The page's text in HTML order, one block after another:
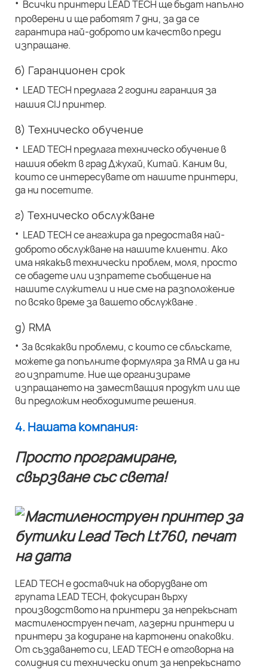
Всички принтери LEAD TECH ще бъдат напълно
проверени и ще работят 7 дни, за да се
гарантира най-доброто им качество преди
изпращане.
б) Гаранционен срок
· LEAD TECH предлага 2 години гаранция за
нашия CIJ принтер.
в) Техническо обучение
· LEAD TECH предлага техническо обучение в
нашия обект в град Джухай, Китай. Каним ви,
които се интересувате от нашите принтери,
да ни посетите.
г) Техническо обслужване
· LEAD TECH се ангажира да предоставя най-
доброто обслужване на нашите клиенти. Ако
има някакъв технически проблем, моля, просто
се обадете или изпратете съобщение на
нашите служители и ние сме на разположение
по всяко време за вашето обслужване .
д) RMA
· За всякакви проблеми, с които се сблъскате,
можете да попълните формуляра за RMA и да ни
го изпратите. Ние ще организираме
изпращането на заместващия продукт или ще
ви предложим необходимите решения.
4. Нашата компания:
Просто програмиране,
свързване със света!
LEAD TECH е доставчик на оборудване от
групата LEAD TECH, фокусиран върху
производството на принтери за непрекъснат
мастиленоструен печат, лазерни принтери и
принтери за кодиране на картонени опаковки.
От създаването си, LEAD TECH е отговорна на
солидния си технически опит за непрекъснато